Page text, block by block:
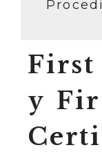
First
y